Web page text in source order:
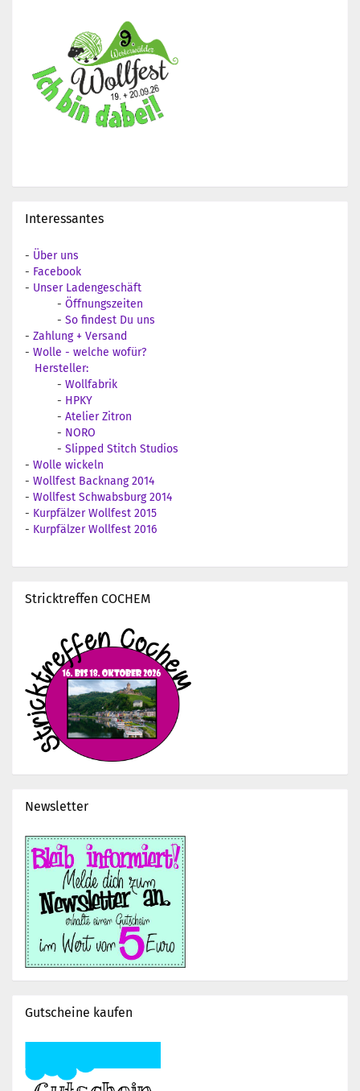
Interessantes
- Über uns
- Facebook
- Unser Ladengeschäft
- Öffnungszeiten
- So findest Du uns
- Zahlung + Versand
- Wolle - welche wofür?
Hersteller:
- Wollfabrik
- HPKY
- Atelier Zitron
- NORO
- Slipped Stitch Studios
- Wolle wickeln
- Wollfest Backnang 2014
- Wollfest Schwabsburg 2014
- Kurpfälzer Wollfest 2015
- Kurpfälzer Wollfest 2016
Stricktreffen COCHEM
Newsletter
Gutscheine kaufen